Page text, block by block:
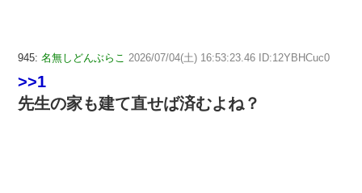
945: 名無しどんぶらこ 2026/07/04(土) 16:53:23.46 ID:12YBHCuc0
>>1
先生の家も建て直せば済むよね？